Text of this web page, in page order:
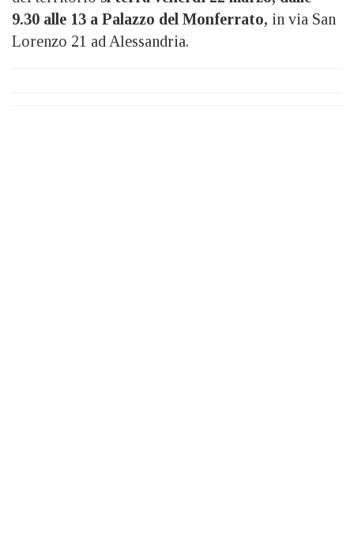
9.30 alle 13 a Palazzo del Monferrato, in via San
Lorenzo 21 ad Alessandria.